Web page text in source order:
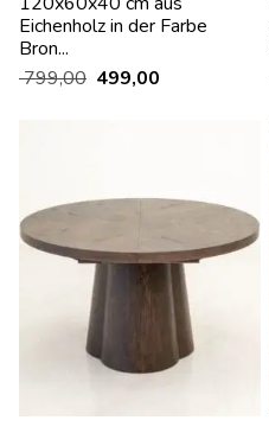
Eichenholz in der Farbe
Bron...
799,00 499,00